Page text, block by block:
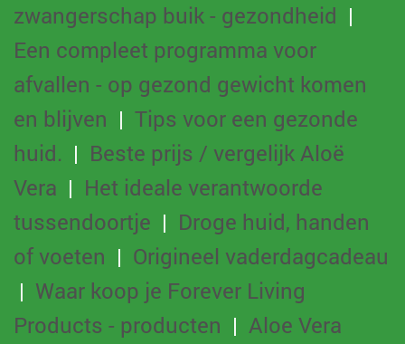
zwangerschap buik - gezondheid |
Een compleet programma voor
afvallen - op gezond gewicht komen
en blijven | Tips voor een gezonde
huid. | Beste prijs / vergelijk Aloë
Vera | Het ideale verantwoorde
tussendoortje | Droge huid, handen
of voeten | Origineel vaderdagcadeau
| Waar koop je Forever Living
Products - producten | Aloe Vera